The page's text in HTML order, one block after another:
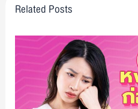
Related Posts